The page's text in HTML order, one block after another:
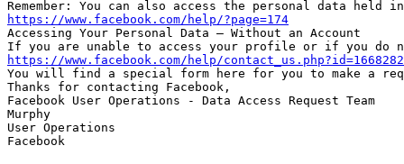
https://www.facebook.com/help/?page=174
Accessing Your Personal Data – Without an Account
https://www.facebook.com/help/
You will find a special form here for you to make a
Thanks for contacting Facebook,
Facebook User Operations - Data Access Request Team
Murphy
User Operations
Facebook